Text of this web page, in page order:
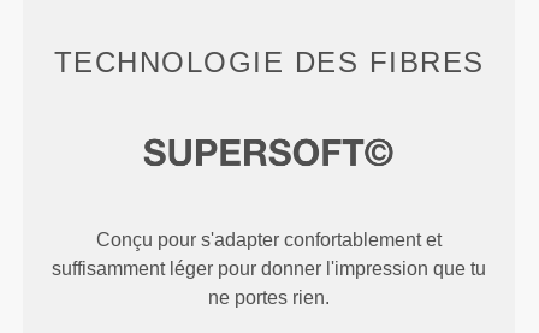
TECHNOLOGIE DES FIBRES
Conçu pour s'adapter confortablement et
suffisamment léger pour donner l'impression que tu
ne portes rien.